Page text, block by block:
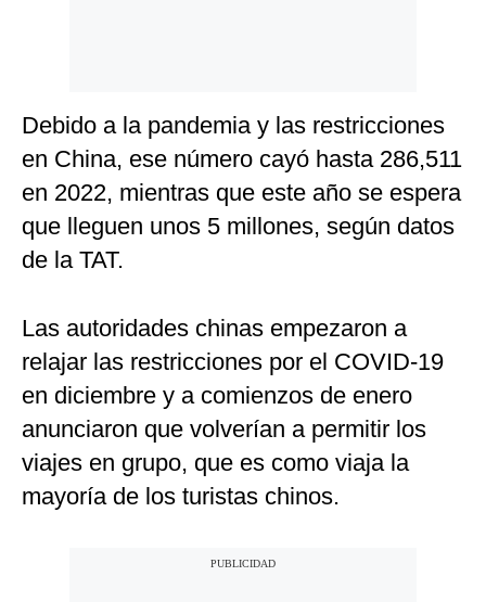
Debido a la pandemia y las restricciones
en China, ese número cayó hasta 286,511
en 2022, mientras que este año se espera
que lleguen unos 5 millones, según datos
de la TAT.
Las autoridades chinas empezaron a
relajar las restricciones por el COVID-19
en diciembre y a comienzos de enero
anunciaron que volverían a permitir los
viajes en grupo, que es como viaja la
mayoría de los turistas chinos.